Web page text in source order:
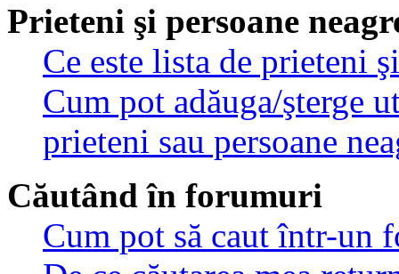
Prieteni şi persoane
Ce este lista de prieteni
Cum pot adăuga/şterge
prieteni sau persoane
Căutând în forumuri
Cum pot să caut într-un